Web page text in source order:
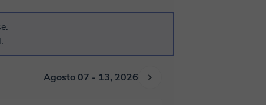
Nos vemos pronto!
Agosto 07 - 13, 2026